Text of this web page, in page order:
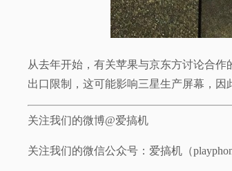
从去年开始，有关苹果与京东方讨论合
出口限制，这可能影响三星生产屏幕，因
关注我们的微博@爱搞机
关注我们的微信公众号：爱搞机（